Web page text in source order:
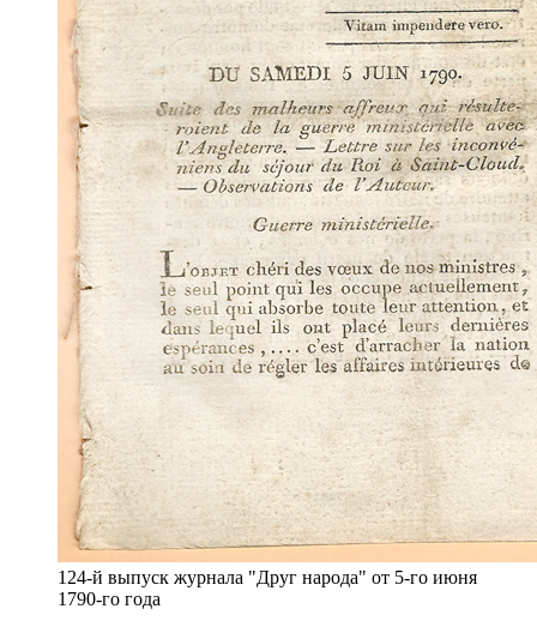
124-й выпуск журнала "Друг народа" от 5-го июня
1790-го года